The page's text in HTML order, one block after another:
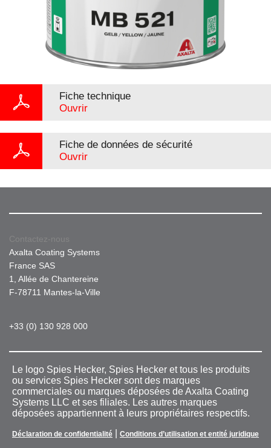
Fiche technique
Ouvrir
Fiche de données de sécurité
Ouvrir
Contactez-nous
Axalta Coating Systems
France SAS
1, Allée de Chantereine
F-78711 Mantes-la-Ville
+33 (0) 130 928 000
Le logo Spies Hecker, Spies Hecker et tous les produits
ou services Spies Hecker sont des marques
commerciales ou marques déposées de Axalta Coating
Systems LLC et ses filiales. Les autres marques
déposées appartiennent à leurs propriétaires respectifs.
Déclaration de confidentialité Conditions d’utilisation et entité juridique